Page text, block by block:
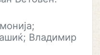
Владимир